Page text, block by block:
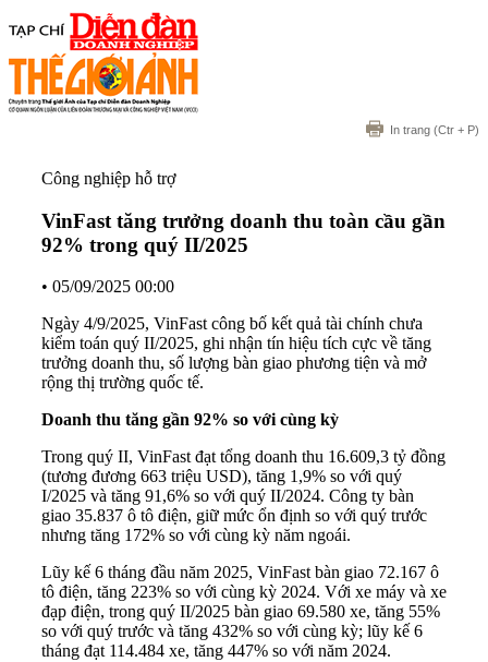
In trang (Ctr + P)
Công nghiệp hỗ trợ
VinFast tăng trưởng doanh thu toàn cầu gần
92% trong quý II/2025
• 05/09/2025 00:00
Ngày 4/9/2025, VinFast công bố kết quả tài chính chưa
kiểm toán quý II/2025, ghi nhận tín hiệu tích cực về tăng
trưởng doanh thu, số lượng bàn giao phương tiện và mở
rộng thị trường quốc tế.
Doanh thu tăng gần 92% so với cùng kỳ
Trong quý II, VinFast đạt tổng doanh thu 16.609,3 tỷ đồng
(tương đương 663 triệu USD), tăng 1,9% so với quý
I/2025 và tăng 91,6% so với quý II/2024. Công ty bàn
giao 35.837 ô tô điện, giữ mức ổn định so với quý trước
nhưng tăng 172% so với cùng kỳ năm ngoái.
Lũy kế 6 tháng đầu năm 2025, VinFast bàn giao 72.167 ô
tô điện, tăng 223% so với cùng kỳ 2024. Với xe máy và xe
đạp điện, trong quý II/2025 bàn giao 69.580 xe, tăng 55%
so với quý trước và tăng 432% so với cùng kỳ; lũy kế 6
tháng đạt 114.484 xe, tăng 447% so với năm 2024.